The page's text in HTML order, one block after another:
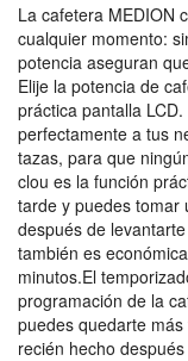
La cafetera MEDION
cualquier momento:
potencia aseguran
Elije la potencia de
práctica pantalla
perfectamente a tus
tazas, para que
clou es la función
tarde y puedes tomar
después de
también es
minutos.El
programación de la
puedes quedarte
recién hecho